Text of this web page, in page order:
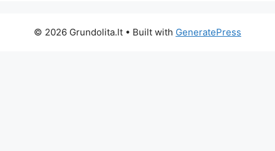
© 2026 Grundolita.lt • Built with GeneratePress